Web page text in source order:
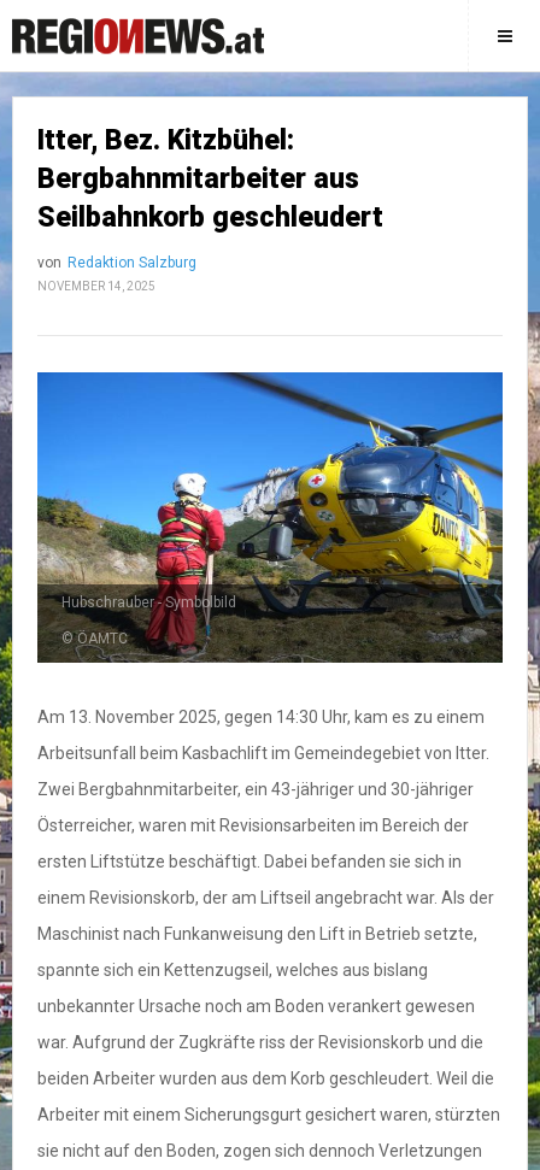
Itter, Bez. Kitzbühel:
Bergbahnmitarbeiter aus
Seilbahnkorb geschleudert
von Redaktion Salzburg
NOVEMBER 14, 2025
Hubschrauber - Symbolbild
© ÖAMTC
Am 13. November 2025, gegen 14:30 Uhr, kam es zu einem
Arbeitsunfall beim Kasbachlift im Gemeindegebiet von Itter.
Zwei Bergbahnmitarbeiter, ein 43-jähriger und 30-jähriger
Österreicher, waren mit Revisionsarbeiten im Bereich der
ersten Liftstütze beschäftigt. Dabei befanden sie sich in
einem Revisionskorb, der am Liftseil angebracht war. Als der
Maschinist nach Funkanweisung den Lift in Betrieb setzte,
spannte sich ein Kettenzugseil, welches aus bislang
unbekannter Ursache noch am Boden verankert gewesen
war. Aufgrund der Zugkräfte riss der Revisionskorb und die
beiden Arbeiter wurden aus dem Korb geschleudert. Weil die
Arbeiter mit einem Sicherungsgurt gesichert waren, stürzten
sie nicht auf den Boden, zogen sich dennoch Verletzungen